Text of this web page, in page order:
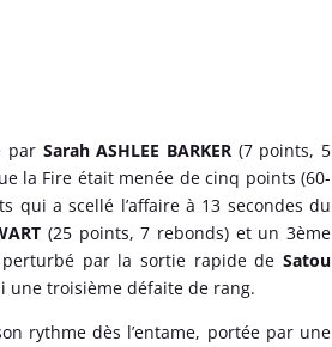
par Sarah ASHLEE BARKER (7 points, 5
la Fire était menée de cinq points (60-
qui a scellé l’affaire à 13 secondes du
(25 points, 7 rebonds) et un 3ème
par la sortie rapide deSatou
une troisième défaite de rang.
rythme dès l’entame, portée par une